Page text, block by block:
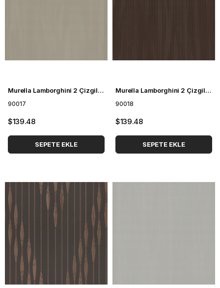
Murella Lamborghini 2 Çizgili Duvar Kağıdı 90017
90017
$139.48
SEPETE EKLE
Murella Lamborghini 2 Çizgili Duvar Kağıdı 90018
90018
$139.48
SEPETE EKLE